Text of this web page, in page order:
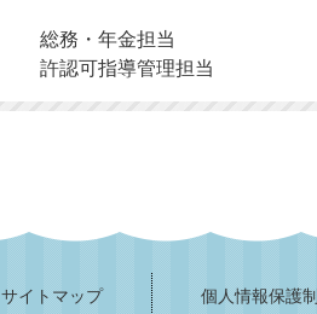
総務・年金担当
許認可指導管理担当
サイトマップ 個人情報保護